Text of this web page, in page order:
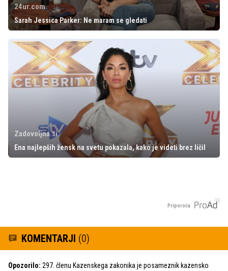
24ur.com
Sarah Jessica Parker: Ne maram se gledati
Zadovoljna.si
Ena najlepših žensk na svetu pokazala, kako je videti brez ličil
Priporoča
KOMENTARJI (0)
Opozorilo: 297. členu Kazenskega zakonika je posameznik kazensko